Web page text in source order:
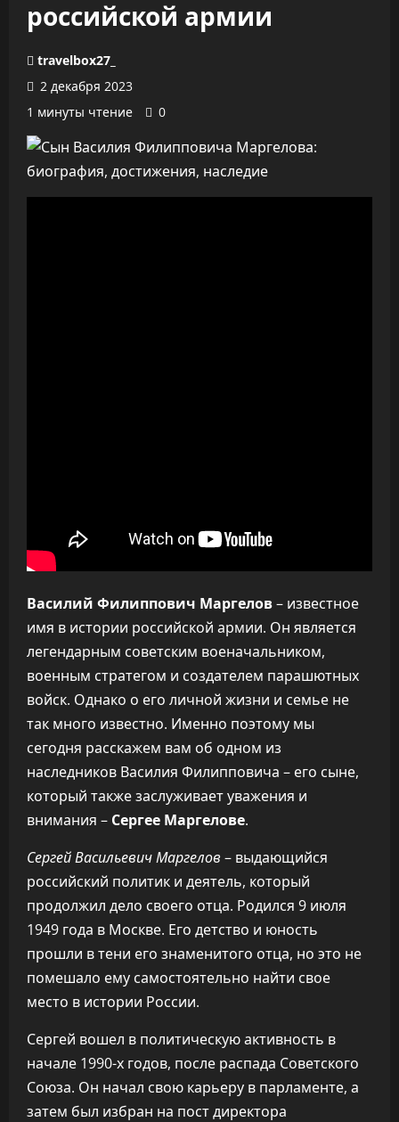
российской армии
travelbox27_
2 декабря 2023
1 минуты чтение
0
Василий Филиппович Маргелов– известное
имя в истории российской армии. Он является
легендарным советским военачальником,
военным стратегом и создателем парашютных
войск. Однако о его личной жизни и семье не
так много известно. Именно поэтому мы
сегодня расскажем вам об одном из
наследников Василия Филипповича – его сыне,
который также заслуживает уважения и
внимания – Сергее Маргелове.
Сергей Васильевич Маргелов– выдающийся
российский политик и деятель, который
продолжил дело своего отца. Родился 9 июля
1949 года в Москве. Его детство и юность
прошли в тени его знаменитого отца, но это не
помешало ему самостоятельно найти свое
место в истории России.
Сергей вошел в политическую активность в
начале 1990-х годов, после распада Советского
Союза. Он начал свою карьеру в парламенте, а
затем был избран на пост директора